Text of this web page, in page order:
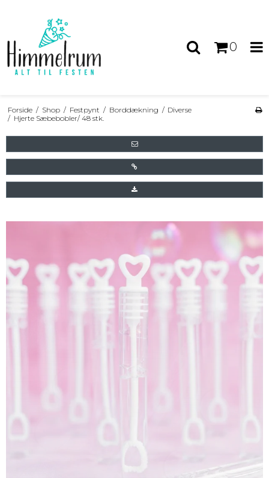
0
Forside / Shop / Festpynt / Borddækning / Diverse
/ Hjerte Sæbebobler/ 48 stk.